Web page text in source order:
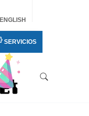
ENGLISH
SERVICIOS